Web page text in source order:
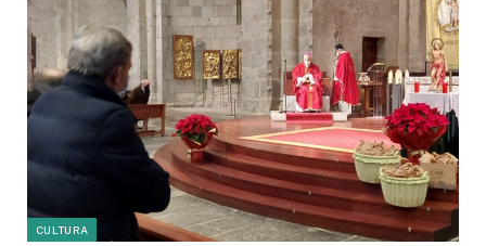
CULTURA